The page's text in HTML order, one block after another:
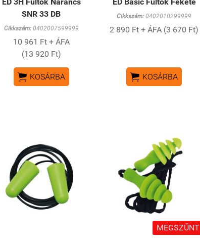
SNR 33 DB
Cikkszám:0402007599999
10 961 Ft + ÁFA
(13 920 Ft)
 KOSÁRBA
Cikkszám: 0402010299999
2 890 Ft + ÁFA (3 670 Ft)
 KOSÁRBA
MEGSZŰNT